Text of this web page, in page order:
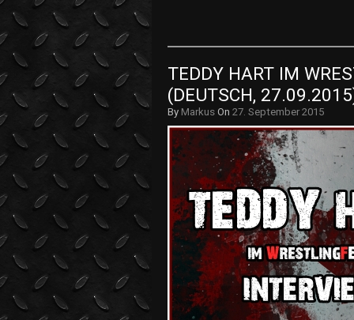
TEDDY HART IM
(DEUTSCH,
By Markus On 27. September 2015